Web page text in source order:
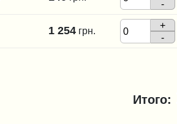
-
1 254 грн.
+
-
Итого: